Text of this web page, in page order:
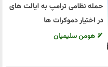
حمله نظامی ترامپ به ایالت های
در اختیار دموکرات ها
هومن سلیمیان